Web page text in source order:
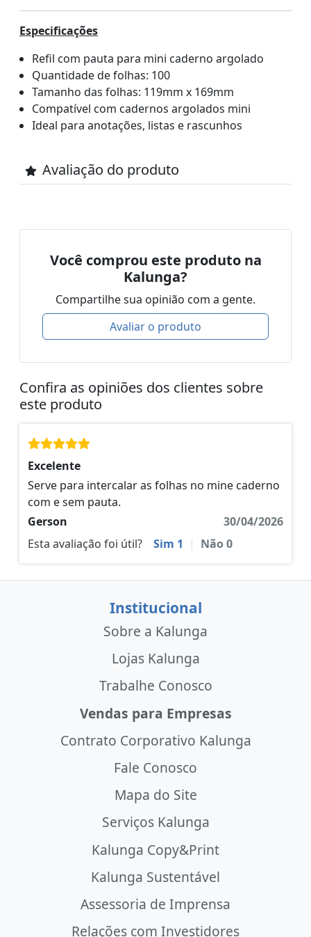
Especificações
Refil com pauta para mini caderno argolado
Quantidade de folhas: 100
Tamanho das folhas: 119mm x 169mm
Compatível com cadernos argolados mini
Ideal para anotações, listas e rascunhos
Avaliação do produto
Você comprou este produto na
Kalunga?
Compartilhe sua opinião com a gente.
Avaliar o produto
Confira as opiniões dos clientes sobre
este produto
Excelente
Serve para intercalar as folhas no mine caderno
com e sem pauta.
Gerson
30/04/2026
Esta avaliação foi útil?
Sim 1 | Não0
Institucional
Sobre a Kalunga
Lojas Kalunga
Trabalhe Conosco
Vendas para Empresas
Contrato Corporativo Kalunga
Fale Conosco
Mapa do Site
Serviços Kalunga
Kalunga Copy&Print
Kalunga Sustentável
Assessoria de Imprensa
Relações com Investidores